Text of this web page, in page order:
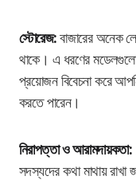
স্টোরেজ:বাজারের অনেক
থাকে। এ ধরণের মডেলগুলো
প্রয়োজন বিবেচনা করে
করতে পারেন।
নিরাপত্তা ও আরামদায়কতা:
সদস্যদের কথা মাথায়